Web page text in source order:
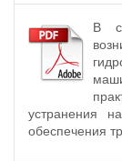
В
устранения
обеспечения